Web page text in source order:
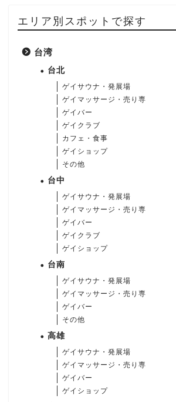
エリア別スポットで探す
台湾
台北
ゲイサウナ・発展場
ゲイマッサージ・売り専
ゲイバー
ゲイクラブ
カフェ・食事
ゲイショップ
その他
台中
ゲイサウナ・発展場
ゲイマッサージ・売り専
ゲイバー
ゲイクラブ
ゲイショップ
台南
ゲイサウナ・発展場
ゲイマッサージ・売り専
ゲイバー
その他
高雄
ゲイサウナ・発展場
ゲイマッサージ・売り専
ゲイバー
ゲイショップ